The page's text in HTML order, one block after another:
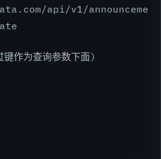
api/v1/announceme
作为查询参数下面)